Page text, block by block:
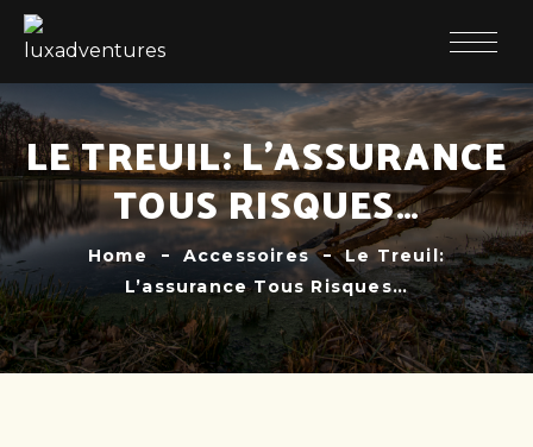
LE TREUIL: L’ASSURANCE
TOUS RISQUES…
Home Accessoires
Le Treuil:
L’assurance Tous Risques…